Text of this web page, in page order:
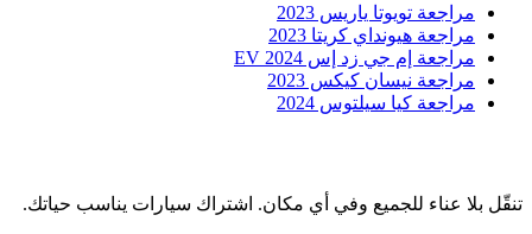
مراجعة تويوتا ياريس 2023
مراجعة هيونداي كريتا 2023
مراجعة إم جي زد إس EV 2024
مراجعة نيسان كيكس 2023
مراجعة كيا سيلتوس 2024
تنقّل بلا عناء للجميع وفي أي مكان. اشتراك سيارات يناسب حياتك.